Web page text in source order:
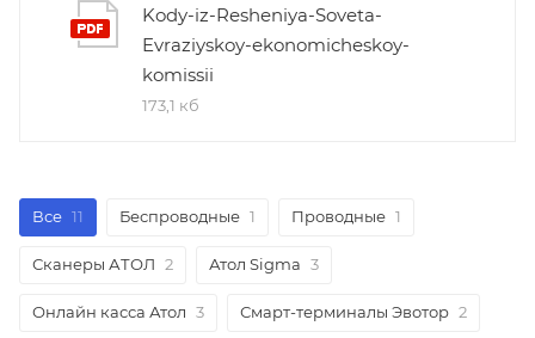
Kody-iz-Resheniya-Soveta-
Evraziyskoy-ekonomicheskoy-
komissii
173,1 кб
Все 11 Беспроводные 1 Проводные 1
Сканеры АТОЛ 2 Атол Sigma 3
Онлайн касса Атол 3 Смарт-терминалы Эвотор 2